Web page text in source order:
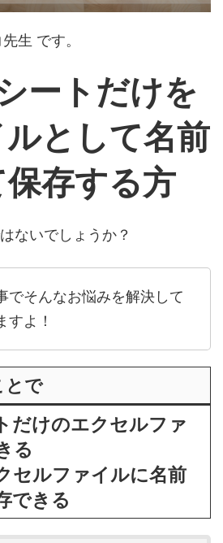
生 です。
ートだけを
として名前
存する方
ないでしょうか？
でそんなお悩みを解決して
すよ！
とで
だけのエクセルファ
る
セルファイルに名前
できる